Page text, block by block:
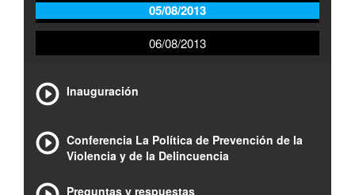
05/08/2013
06/08/2013
Inauguración
Conferencia La Política de Prevención de la
Violencia y de la Delincuencia
Preguntas y respuestas